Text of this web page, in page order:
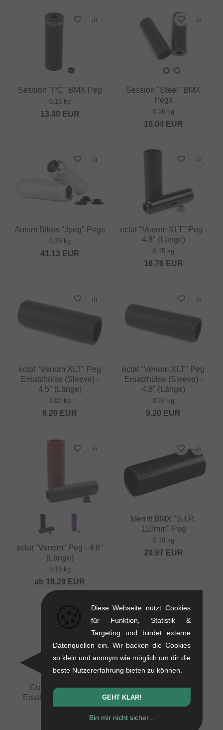
Session "PC" BMX Peg
0.18 kg
13.40 EUR
Session "Steel" BMX
Pegs
0.36 kg
10.04EUR
Autum Bikes "Jpeg" Pegs
0.29 kg
41.13 EUR
eclat "Venom XLT" Peg -
4.8" (Länge)
0.15 kg
16.76 EUR
eclat "Venom XLT" Peg
Ersatzhülse (Sleeve) -
4.5" (Länge)
0.07 kg
9.20 EUR
eclat "Venom XLT" Peg
Ersatzhülse (Sleeve) -
4.8" (Länge)
0.07 kg
9.20 EUR
eclat "Venom" Peg - 4.8"
(Länge)
0.19 kg
ab 19.29 EUR
Merritt BMX "S.I.R.
110mm" Peg
0.19 kg
20.97 EUR
Cult "Butter" Peg
Ersatzhülse (Sleeve)
0.03 kg
Vocal Pegs - Black
Diese Webseite nutzt Cookies
für Funktion, Statistik &
Targeting und bindet externe
Datenquellen ein. Wir backen die Cookies
so klein und anonym wie möglich um dir die
beste Nutzererfahrung bieten zu können.
GEHT KLAR!
Bin mir nicht sicher...